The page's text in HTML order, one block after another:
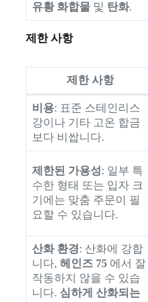
유황 화합물및 탄화.
제한 사항
제한 사항
비용: 표준 스테인리스
강이나 기타 고온 합금
보다 비쌉니다.
제한된 가용성: 일부 특
수한 형태 또는 입자 크
기에는 맞춤 주문이 필
요할 수 있습니다.
산화 환경: 산화에 강합
니다, 헤인즈 75에서 잘
작동하지 않을 수 있습
니다. 심하게 산화되는